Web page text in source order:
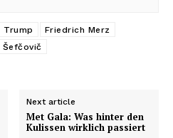
Trump
Friedrich Merz
Šefčovič
Next article
Met Gala: Was hinter den
Kulissen wirklich passiert